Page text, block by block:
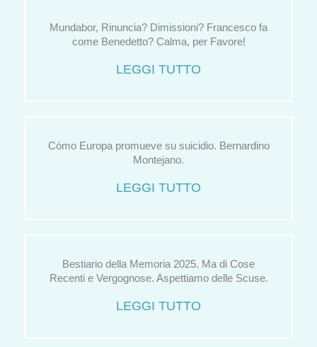
Mundabor, Rinuncia? Dimissioni? Francesco fa
come Benedetto? Calma, per Favore!
LEGGI TUTTO
Cómo Europa promueve su suicidio. Bernardino
Montejano.
LEGGI TUTTO
Bestiario della Memoria 2025. Ma di Cose
Recenti e Vergognose. Aspettiamo delle Scuse.
LEGGI TUTTO